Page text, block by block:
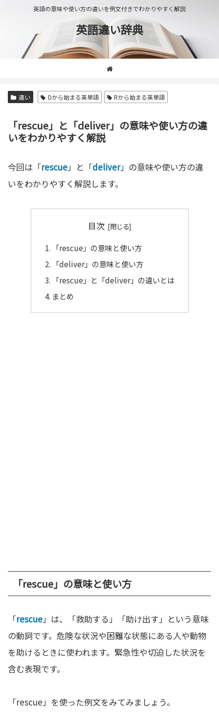
英語の意味や使い方の違いを例文付きでわかりやすく解説
英語違い辞典
違い Dから始まる英単語 Rから始まる英単語
「rescue」と「deliver」の意味や使い方の違
いをわかりやすく解説
今回は「rescue」と「deliver」の意味や使い方の違
いをわかりやすく解説します。
目次
「rescue」の意味と使い方
「deliver」の意味と使い方
「rescue」と「deliver」の違いとは
まとめ
「rescue」の意味と使い方
「rescue」は、「救助する」「助け出す」という意味
の動詞です。危険な状況や困難な状態にある人や動物
を助けるときに使われます。緊急性や切迫した状況を
含む表現です。
「rescue」を使った例文をみてみましょう。